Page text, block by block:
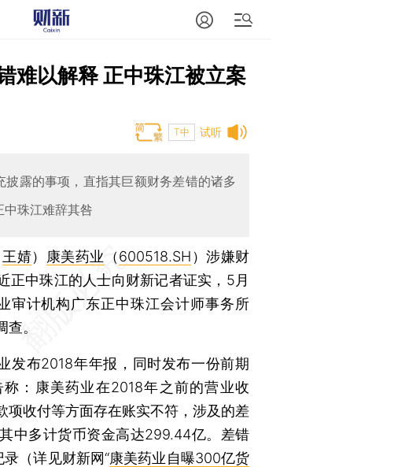
难以解释 正中珠江被立案
试听
T中
披露的事项，直指其巨额财务差错的诸多
珠江难辞其咎
王婧） 康美药业 （600518.SH ）涉嫌财
正中珠江的人士向财新记者证实，5月
审计机构广东正中珠江会计师事务所
。
布2018年年报，同时发布一份前期
：康美药业在2018年之前的营业收
项收付等方面存在账实不符，涉及的差
中多计货币资金高达299.44亿。差错
录（详见财新网“康美药业自曝300亿货